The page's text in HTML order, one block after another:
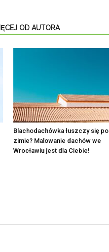
OD AUTORA
Blachodachówka łuszczy się po
zimie? Malowanie dachów we
Wrocławiu jest dla Ciebie!